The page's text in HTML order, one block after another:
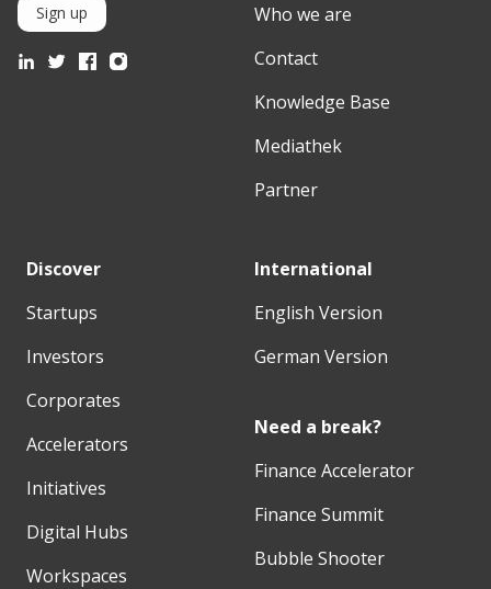
Sign up
Who we are
Contact
Knowledge Base
Mediathek
Partner
Discover
Startups
Investors
Corporates
Accelerators
Initiatives
Digital Hubs
Workspaces
International
English Version
German Version
Need a break?
Finance Accelerator
Finance Summit
Bubble Shooter